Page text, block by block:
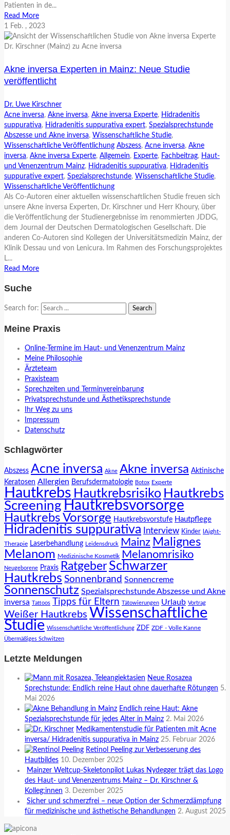
Patienten in de...
Read More
1
Feb. , 2023
Akne inversa Experten in Mainz: Neue Studie
veröffentlicht
Dr. Uwe Kirschner
Acne inversa, Akne inversa, Akne inversa Experte, Hidradenitis
suppurativa, Hidradenitis suppurativa expert, Spezialsprechstunde
Abszesse und Akne inversa, Wissenschaftliche Studie,
Wissenschaftliche Veröffentlichung Abszess, Acne inversa, Akne
inversa, Akne inversa Experte, Allgemein, Experte, Fachbeitrag, Haut-
und Venenzentrum Mainz, Hidradenitis suppurativa, Hidradenitis
suppurative expert, Spezialsprechstunde, Wissenschaftliche Studie,
Wissenschaftliche Veröffentlichung
Als Co-Autoren einer aktuellen wissenschaftlichen Studie freuen sich
unsere Akne inversa Experten, Dr. Kirschner und Herr Khoury, über
die Veröffentlichung der Studienergebnisse im renommierten JDDG,
dem Journal der Deutschen Dermatologischen Gesellschaft. Die
anderen Co-Autoren sind Kollegen der Universitätsmedizin Mainz, der
Klinik Dessau und von Lenicura. Im Rahmen des Forschungsprojektes
L...
Read More
Suche
Search for:
Meine Praxis
Online-Termine im Haut- und Venenzentrum Mainz
Meine Philosophie
Ärzteteam
Praxisteam
Sprechzeiten und Terminvereinbarung
Privatsprechstunde und Ästhetiksprechstunde
Ihr Weg zu uns
Impressum
Datenschutz
Schlagwörter
Abszess Acne inversa Akne Akne inversa Aktinische
Keratosen Allergien Berufsdermatologie Botox Experte
Hautkrebs Hautkrebsrisiko Hautkrebs
Screening Hautkrebsvorsorge
Hautkrebs Vorsorge Hautkrebsvorstufe Hautpflege
Hidradenitis suppurativa Interview Kinder lAight-
Therapie Laserbehandlung Leidensdruck Mainz Malignes
Melanom Medizinische Kosmetik Melanomrisiko
Neugeborene Praxis Ratgeber Schwarzer
Hautkrebs Sonnenbrand Sonnencreme
Sonnenschutz Spezialsprechstunde Abszesse und Akne
inversa
Tattoos Tipps für Eltern Tätowierungen Urlaub Vortrag
Weißer Hautkrebs Wissenschaftliche
Studie Wissenschaftliche Veröffentlichung ZDF ZDF - Volle Kanne
Übermäßiges Schwitzen
Letzte Meldungen
Neue Rosazea
Sprechstunde: Endlich reine Haut ohne dauerhafte Rötungen 5.
Mai 2026
Endlich reine Haut: Akne
Spezialsprechstunde für jedes Alter in Mainz 2. Mai 2026
Medikamentenstudie für Patienten mit Acne
inversa/ Hidradenitis suppurativa in Mainz 25. Februar 2026
Retinol Peeling zur Verbesserung des
Hautbildes 10. Dezember 2025
Mainzer Weltcup-Skeletonpilot Lukas Nydegger trägt das Logo
des Haut- und Venenzentrums Mainz – Dr. Kirschner &
Kolleg:innen 3. Dezember 2025
Sicher und schmerzfrei – neue Option der Schmerzdämpfung
für medizinische und ästhetische Behandlungen 2. August 2025